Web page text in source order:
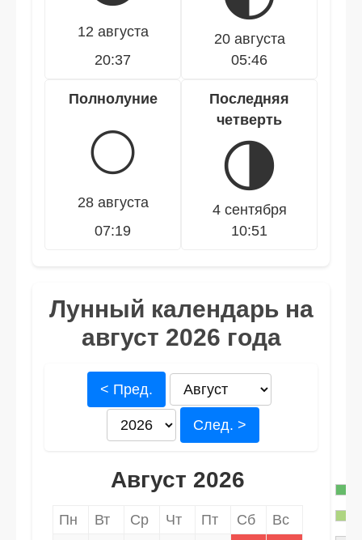
12 августа
20:37
20 августа
05:46
Полнолуние
🌕
28 августа
07:19
Последняя
четверть
🌗
4 сентября
10:51
Лунный календарь на
август 2026 года
< Пред.
След. >
Август 2026
Пн Вт Ср Чт Пт Сб
Вс